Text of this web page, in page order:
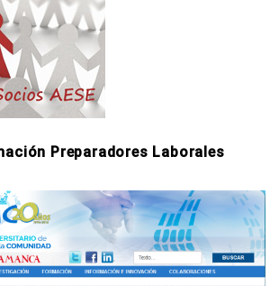
Preparadores Laborales